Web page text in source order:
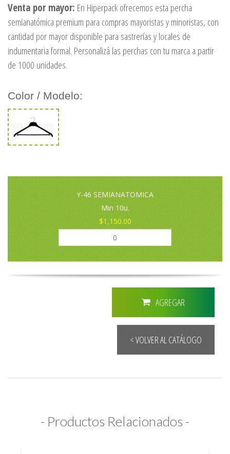
Venta por mayor: En Hiperpack ofrecemos esta percha
semianatómica premium para compras mayoristas y minoristas, con
cantidad por mayor disponible para sastrerías y locales de
indumentaria formal. Personalizá las perchas con tu marca a partir
de 1000 unidades.
Color / Modelo:
Y-46 SEMIANATOMICA
Min 10u.
$1,150.00
AGREGAR
< VOLVER AL CATÁLOGO
- Productos Relacionados -